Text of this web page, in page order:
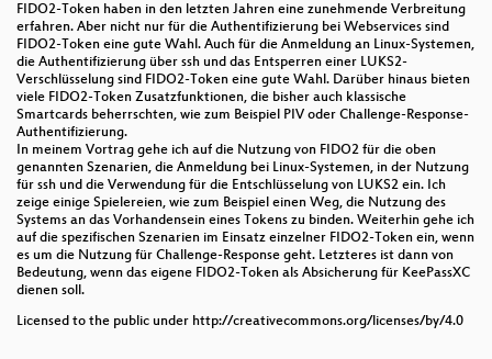
Zahlen, Daten, Fakten zur Nutzung von OSS in
Deutschland
Rootless by Design: Sichere Container mit Podman
und Quadlets
Easy Going: Programmierung mit Go
Qubes OS: Flexible Virtualization For (Not Only)
Power Users
Eine kleine Einführung in resiliente Datensicherung
E-Mail, Kalender, Kontakte und Dateien mit Stalwart
FIDO2-Token haben in den letzten Jahren eine zunehmende Verbreitung
erfahren. Aber nicht nur für die Authentifizierung bei Webservices sind
FIDO2-Token eine gute Wahl. Auch für die Anmeldung an Linux-Systemen,
die Authentifizierung über ssh und das Entsperren einer LUKS2-
Verschlüsselung sind FIDO2-Token eine gute Wahl. Darüber hinaus bieten
viele FIDO2-Token Zusatzfunktionen, die bisher auch klassische
Smartcards beherrschten, wie zum Beispiel PIV oder Challenge-Response-
Authentifizierung.
In meinem Vortrag gehe ich auf die Nutzung von FIDO2 für die oben
genannten Szenarien, die Anmeldung bei Linux-Systemen, in der Nutzung
für ssh und die Verwendung für die Entschlüsselung von LUKS2 ein. Ich
zeige einige Spielereien, wie zum Beispiel einen Weg, die Nutzung des
Systems an das Vorhandensein eines Tokens zu binden. Weiterhin gehe ich
auf die spezifischen Szenarien im Einsatz einzelner FIDO2-Token ein, wenn
es um die Nutzung für Challenge-Response geht. Letzteres ist dann von
Bedeutung, wenn das eigene FIDO2-Token als Absicherung für KeePassXC
dienen soll.
Licensed to the public under http://creativecommons.org/licenses/by/4.0